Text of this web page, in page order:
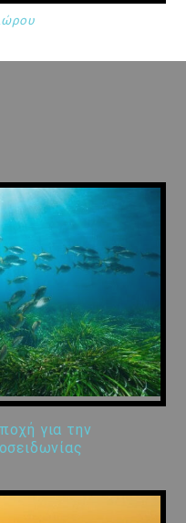
για την